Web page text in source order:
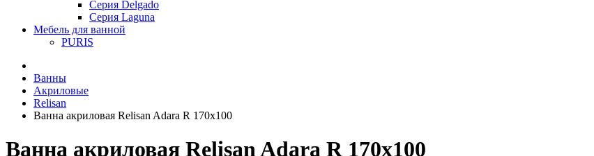
Серия Delgado
Серия Laguna
Мебель для ванной
PURIS
Ванны
Акриловые
Relisan
Ванна акриловая Relisan Adara R 170х100
Ванна акриловая Relisan Adara R 170х100